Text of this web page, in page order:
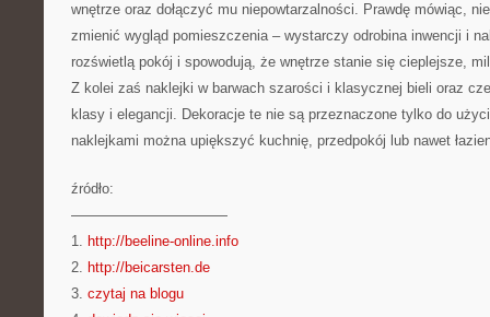
wnętrze oraz dołączyć mu niepowtarzalności. Prawdę mówiąc,
zmienić wygląd pomieszczenia – wystarczy odrobina inwencji i
rozświetlą pokój i spowodują, że wnętrze stanie się cieplejsze,
Z kolei zaś naklejki w barwach szarości i klasycznej bieli oraz
klasy i elegancji. Dekoracje te nie są przeznaczone tylko do
naklejkami można upiększyć kuchnię, przedpokój lub nawet
źródło:
———————————
1. http://beeline-online.info
2. http://beicarsten.de
3. czytaj na blogu